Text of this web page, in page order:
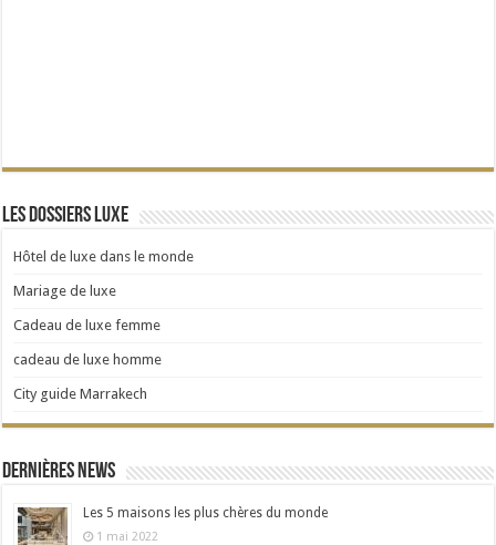
Les dossiers Luxe
Hôtel de luxe dans le monde
Mariage de luxe
Cadeau de luxe femme
cadeau de luxe homme
City guide Marrakech
Dernières news
Les 5 maisons les plus chères du monde
1 mai 2022